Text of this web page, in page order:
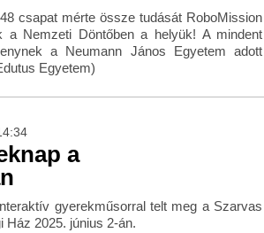
csapat mérte össze tudását RoboMission
a Nemzeti Döntőben a helyük! A mindent
a Neumann János Egyetem adott
Egyetem)
a
gyerekműsorral telt meg a Szarvas
2025. június 2-án.